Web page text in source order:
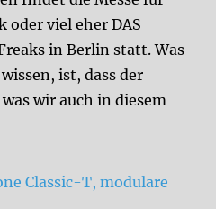
oder viel eher DAS
in Berlin statt. Was
ist, dass der
wir auch in diesem
Classic-T, modulare